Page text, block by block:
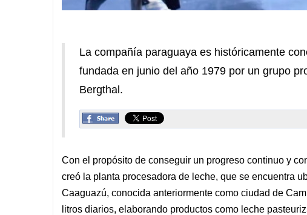
La compañía paraguaya es históricamente
fundada en junio del año 1979 por un grupo
Bergthal.
Con el propósito de conseguir un progreso continuo y
creó la planta procesadora de leche, que se encuentra
Caaguazú, conocida anteriormente como ciudad de
litros diarios, elaborando productos como leche